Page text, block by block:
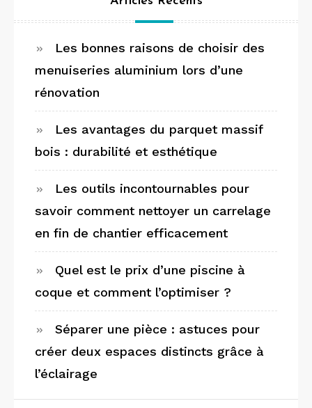
Les bonnes raisons de choisir des
menuiseries aluminium lors d’une
rénovation
Les avantages du parquet massif
bois : durabilité et esthétique
Les outils incontournables pour
savoir comment nettoyer un carrelage
en fin de chantier efficacement
Quel est le prix d’une piscine à
coque et comment l’optimiser ?
Séparer une pièce : astuces pour
créer deux espaces distincts grâce à
l’éclairage